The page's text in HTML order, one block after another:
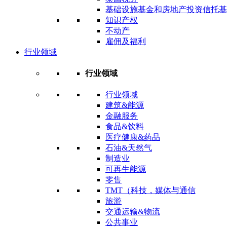
基础设施基金和房地产投资信托
知识产权
不动产
雇佣及福利
行业领域
行业领域
行业领域
建筑&能源
金融服务
食品&饮料
医疗健康&药品
石油&天然气
制造业
可再生能源
零售
TMT（科技，媒体与通信
旅游
交通运输&物流
公共事业